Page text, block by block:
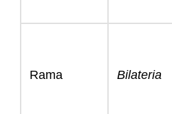
Rama Bilateria